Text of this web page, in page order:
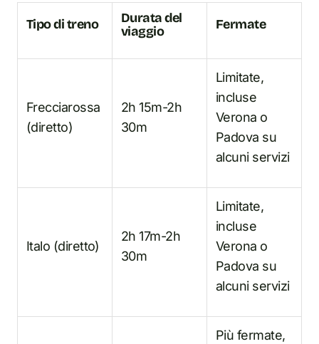
Tipo di treno
Durata del
viaggio
Fermate
Frecciarossa
(diretto)
2h 15m-2h
30m
Limitate,
incluse
Verona o
Padova su
alcuni servizi
Italo (diretto)
2h 17m-2h
30m
Limitate,
incluse
Verona o
Padova su
alcuni servizi
Più fermate,